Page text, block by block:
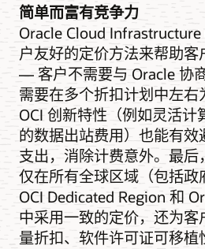
简单而富有竞争力
Oracle Cloud Infrastructure
户友好的定价方法来帮助客
— 客户不需要与 Oracle 协
需要在多个折扣计划中左右
OCI 创新特性（例如灵活计
的数据出站费用）也能有效
支出，消除计费意外。最后
仅在所有全球区域（包括政
OCI Dedicated Region 和
中采用一致的定价，还为客
量折扣、软件许可证可移植